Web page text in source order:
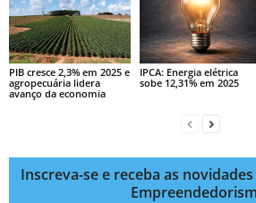
PIB cresce 2,3% em 2025 e
agropecuária lidera
avanço da economia
IPCA: Energia elétrica
sobe 12,31% em 2025
Inscreva-se e receba as